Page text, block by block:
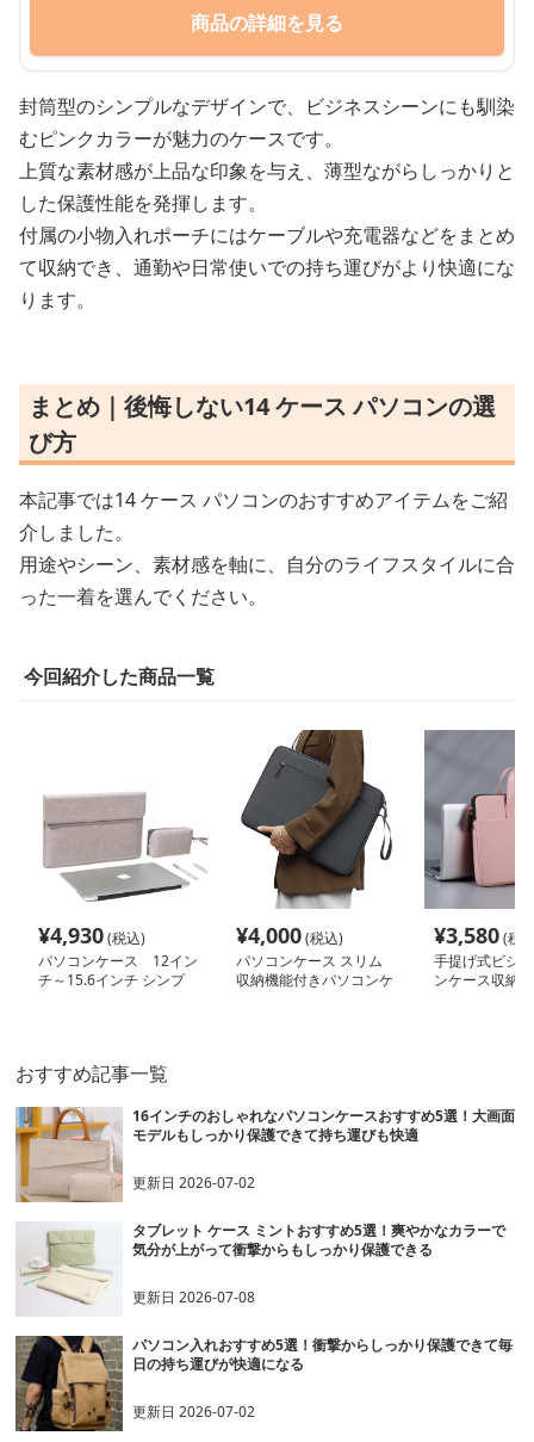
商品の詳細を見る
封筒型のシンプルなデザインで、ビジネスシーンにも馴染
むピンクカラーが魅力のケースです。
上質な素材感が上品な印象を与え、薄型ながらしっかりと
した保護性能を発揮します。
付属の小物入れポーチにはケーブルや充電器などをまとめ
て収納でき、通勤や日常使いでの持ち運びがより快適にな
ります。
まとめ｜後悔しない14 ケース パソコンの選
び方
本記事では14 ケース パソコンのおすすめアイテムをご紹
介しました。
用途やシーン、素材感を軸に、自分のライフスタイルに合
った一着を選んでください。
今回紹介した商品一覧
¥4,930(税込)
パソコンケース 12イン
チ～15.6インチ シンプ
¥4,000(税込)
パソコンケース スリム
収納機能付きパソコンケ
¥3,580(税
手提げ式ビジ
ンケース収納
おすすめ記事一覧
16インチのおしゃれなパソコンケースおすすめ5選！大画面
モデルもしっかり保護できて持ち運びも快適
更新日2026-07-02
タブレット ケース ミントおすすめ5選！爽やかなカラーで
気分が上がって衝撃からもしっかり保護できる
更新日2026-07-08
パソコン入れおすすめ5選！衝撃からしっかり保護できて毎
日の持ち運びが快適になる
更新日2026-07-02